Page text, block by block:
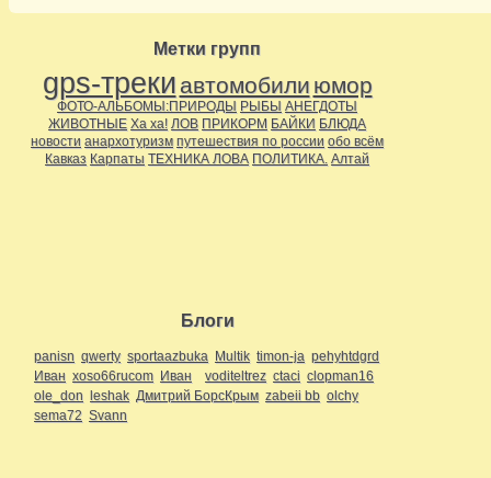
Метки групп
gps-треки автомобили юмор
ФОТО-АЛЬБОМЫ:ПРИРОДЫ РЫБЫ АНЕГДОТЫ
ЖИВОТНЫЕ Ха ха! ЛОВ ПРИКОРМ БАЙКИ БЛЮДА
новости анархотуризм путешествия по россии обо всём
Кавказ Карпаты ТЕХНИКА ЛОВА ПОЛИТИКА. Алтай
Блоги
panisn qwerty sportaazbuka Multik timon-ja pehyhtdgrd
Иван xoso66rucom Иван voditeltrez ctaci clopman16
ole_don leshak Дмитрий БорсКрым zabeii bb olchy
sema72 Svann